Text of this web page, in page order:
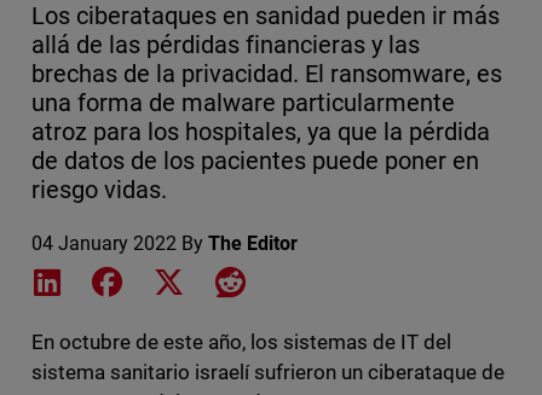
Los ciberataques en sanidad pueden ir más
allá de las pérdidas financieras y las
brechas de la privacidad. El ransomware, es
una forma de malware particularmente
atroz para los hospitales, ya que la pérdida
de datos de los pacientes puede poner en
riesgo vidas.
04 January 2022 By The Editor
Share on LinkedIn
Share on Facebook
Share on XShare on Reddit
En octubre de este año, los sistemas de IT del
sistema sanitario israelí sufrieron un ciberataque de